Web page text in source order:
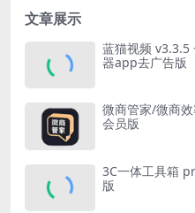
文章展示
蓝猫视频 v3.3.5 一款汇集了各种观影资源的播放
器app去广告版
微商管家/微商
会员版
3C一体工具箱
版